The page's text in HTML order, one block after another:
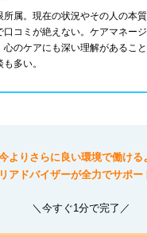
所属。現在の状況やその人の本
口コミが絶えない。ケアマネー
心のケアにも深い理解があるこ
多い。
よりさらに良い環境で働ける
アドバイザーが全力でサポー
＼今すぐ1分で完了／